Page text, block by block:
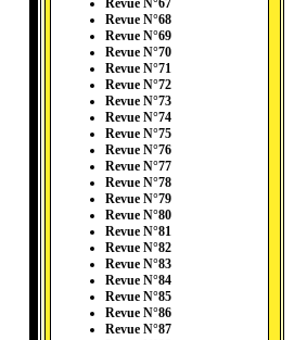
Revue N°67
Revue N°68
Revue N°69
Revue N°70
Revue N°71
Revue N°72
Revue N°73
Revue N°74
Revue N°75
Revue N°76
Revue N°77
Revue N°78
Revue N°79
Revue N°80
Revue N°81
Revue N°82
Revue N°83
Revue N°84
Revue N°85
Revue N°86
Revue N°87